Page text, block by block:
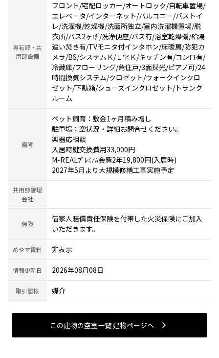
専有部・共
用部設備
フロント/宅配ロッカー/オートロック/自転車置場/
エレベータ/インターネット/バルコニー/バストイ
レ/洗濯機/乾燥機/洗面所独立/室内洗濯機置場/脱
衣所/バス2ヶ所/洗浄便座/バス有/浴室乾燥機/給湯
追い焚き有/TVモニタ付インタホン/床暖房/防犯カ
メラ/BS/システムＫ/Ｌ字Ｋ/キッチン有/コンロ有/
冷蔵庫/フローリング/角住戸/3面採光/ピアノ可/24
時間換気システム/クロゼット/ウォークインクロ
ゼット/下駄箱/シューズインクロゼット/トランク
ルーム
備考
ペット飼育：敷金1ヶ月積み増し
駐車場：空状況・詳細お問合せください。
楽器応相談
入居時鍵交換費用33,000円
M-REALﾌﾟﾚﾐｱﾑ会費2年19,800円(入居時)
2027年5月より大規模修繕工事実施予定
共用部管理
会社
保険
借家人賠償責任保険を付帯した火災保険にご加入
いただきます。
めやす賃料 非表示
情報更新日 2026年08月08日
取引態様 媒介
この建物の空室一覧 建物ページヘ